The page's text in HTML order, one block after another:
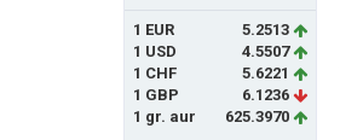
1 EUR
5.2513
1 USD
4.5507
1 CHF
5.6221
1 GBP
6.1236
1 gr. aur
625.3970